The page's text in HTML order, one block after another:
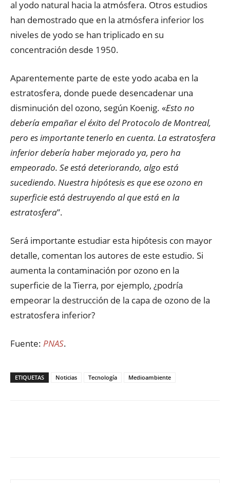
al yodo natural hacia la atmósfera. Otros estudios
han demostrado que en la atmósfera inferior los
niveles de yodo se han triplicado en su
concentración desde 1950.
Aparentemente parte de este yodo acaba en la
estratosfera, donde puede desencadenar una
disminución del ozono, según Koenig. «Esto no
debería empañar el éxito del Protocolo de Montreal,
pero es importante tenerlo en cuenta. La estratosfera
inferior debería haber mejorado ya, pero ha
empeorado. Se está deteriorando, algo está
sucediendo. Nuestra hipótesis es que ese ozono en
superficie está destruyendo al que está en la
estratosfera”.
Será importante estudiar esta hipótesis con mayor
detalle, comentan los autores de este estudio. Si
aumenta la contaminación por ozono en la
superficie de la Tierra, por ejemplo, ¿podría
empeorar la destrucción de la capa de ozono de la
estratosfera inferior?
Fuente: PNAS.
ETIQUETAS Noticias Tecnología Medioambiente